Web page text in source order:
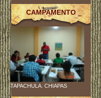
CAMPAMENTO
TAPACHULA. CHIAPAS